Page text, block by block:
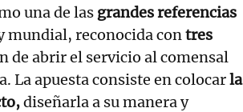
una de las grandes referencias
mundial, reconocida contres
de abrir el servicio al comensal
La apuesta consiste en colocarla
diseñarla a su manera y